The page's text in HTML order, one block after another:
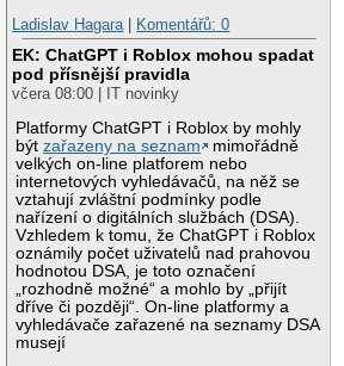
Ladislav Hagara
Komentářů: 0
EK: ChatGPT i Roblox mohou spadat
pod přísnější pravidla
včera 08:00 | IT novinky
Platformy ChatGPT i Roblox by mohly
býtzařazeny na seznam
mimořádně
velkých on-line platforem nebo
internetových vyhledávačů, na něž se
vztahují zvláštní podmínky podle
nařízení o digitálních službách (DSA).
Vzhledem k tomu, že ChatGPT i Roblox
oznámily počet uživatelů nad prahovou
hodnotou DSA, je toto označení
„rozhodně možné“ a mohlo by „přijít
dříve či později“. On-line platformy a
vyhledávače zařazené na seznamy DSA
musejí